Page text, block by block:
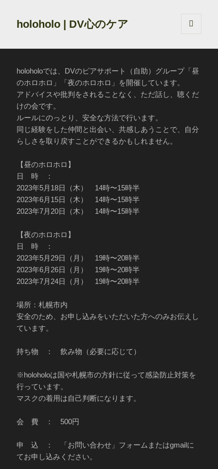
holoholo | DV心のケア
ーとウ
holoholoでは、DVのピアサポート（自助）グループ「昼
のホロホロ」「夜のホロホロ」を開催しています。
アドバイスや批判をされることなく、ただ話し、聴くだ
けの会です。
ルールにのっとり、安全な方法で行います。
同じ経験をした仲間と出会い、共感しあうことで、自分
らしさを取り戻すことができるかもしれません。
【昼のホロホロ】
日 時 ：
2023年5月18日（木） 14時〜15時半
2023年6月15日（木） 14時〜15時半
2023年7月20日（木） 14時〜15時半
【夜のホロホロ】
日 時 ：
2023年5月29日（月） 19時〜20時半
2023年6月26日（月） 19時〜20時半
2023年7月24日（月） 19時〜20時半
場所：札幌市内
安全のため、お申し込みをいただいた方へのみお伝えし
ています。
持ち物 ： 飲み物（必要に応じて）
※holoholoは国や札幌市の方針に従って感染防止対策を
行っています。
マスクの着用は自己判断になります。
会 費 ： 500円
申 込 ： 「お問い合わせ」フォームまたはgmailに
てお申し込みください。